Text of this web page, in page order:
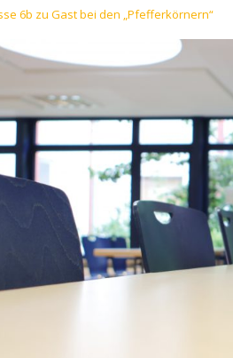
6b zu Gast bei den „Pfefferkörnern“